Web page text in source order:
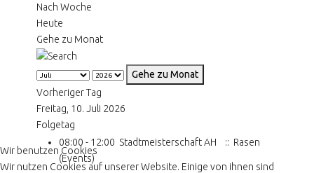
Nach Woche
Heute
Gehe zu Monat
Gehe zu Monat
Vorheriger Tag
Freitag, 10. Juli 2026
Folgetag
08:00 - 12:00 Stadtmeisterschaft AH
:: Rasen
(Events)
Wir benutzen Cookies
Wir nutzen Cookies auf unserer Website. Einige von ihnen sind